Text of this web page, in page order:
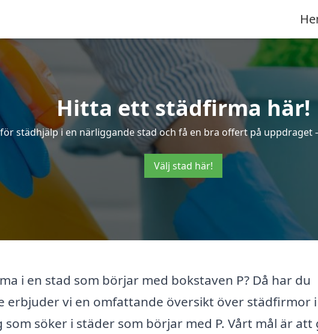
Hitta ett städfirma här!
städhjälp i en närliggande stad och få en bra offert på uppdraget
Välj stad här!
i en stad som börjar med bokstaven P? Då har du
erbjuder vi en omfattande översikt över städfirmor i
söker i städer som börjar med P. Vårt mål är att